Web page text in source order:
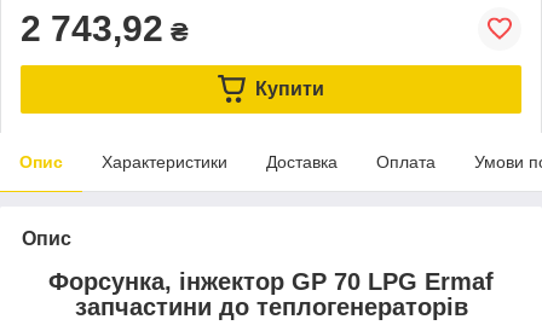
2 743,92 ₴
Купити
Опис Характеристики Доставка Оплата Умови
Опис
Форсунка, інжектор GP 70 LPG Ermaf
запчастини до теплогенераторів